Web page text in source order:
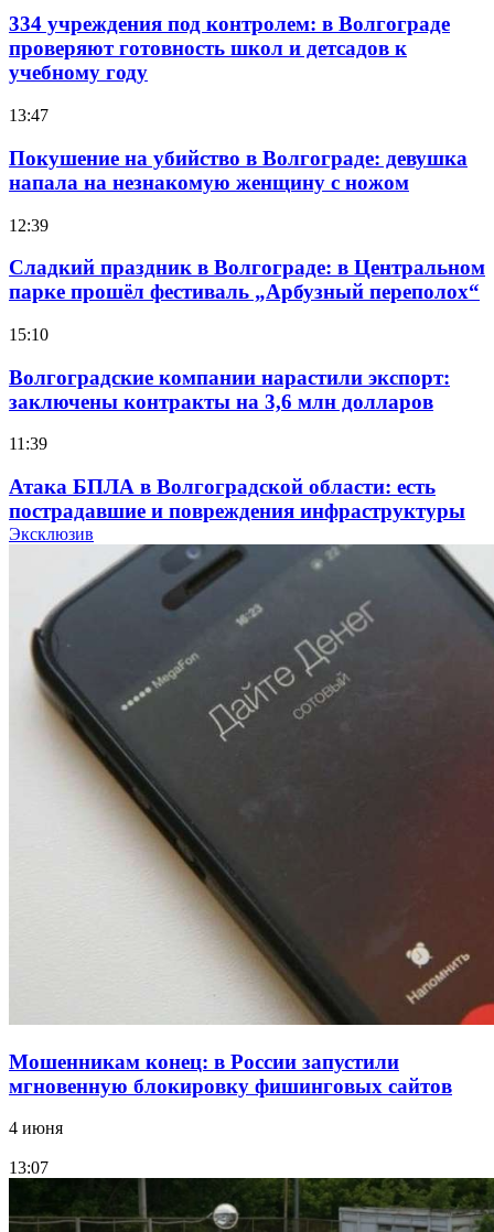
334 учреждения под контролем: в Волгограде
проверяют готовность школ и детсадов к
учебному году
13:47
Покушение на убийство в Волгограде: девушка
напала на незнакомую женщину с ножом
12:39
Сладкий праздник в Волгограде: в Центральном
парке прошёл фестиваль „Арбузный переполох“
15:10
Волгоградские компании нарастили экспорт:
заключены контракты на 3,6 млн долларов
11:39
Атака БПЛА в Волгоградской области: есть
пострадавшие и повреждения инфраструктуры
Волгоградские вузы в топе зарплатного
рейтинга: ВолгГТУ и ВолгГМУ вошли в топ‑15
для химической отрасли и фармацевтики
18:39
В Красноармейском районе Волгограда стартует
конкурс на ремонт моста через Волго‑Донской
судоходный канал
Фестиваль #ТриЧетыре в Волгограде пройдёт
11–13 сентября в рамках Года единства народов
Эксклюзив
Мошенникам конец: в России запустили
мгновенную блокировку фишинговых сайтов
4 июня
13:07